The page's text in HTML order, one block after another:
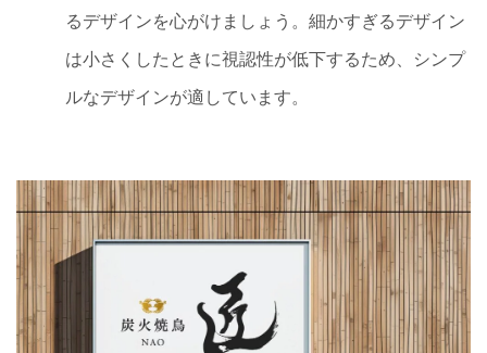
るデザインを心がけましょう。細かすぎるデザイン
は小さくしたときに視認性が低下するため、シンプ
ルなデザインが適しています。